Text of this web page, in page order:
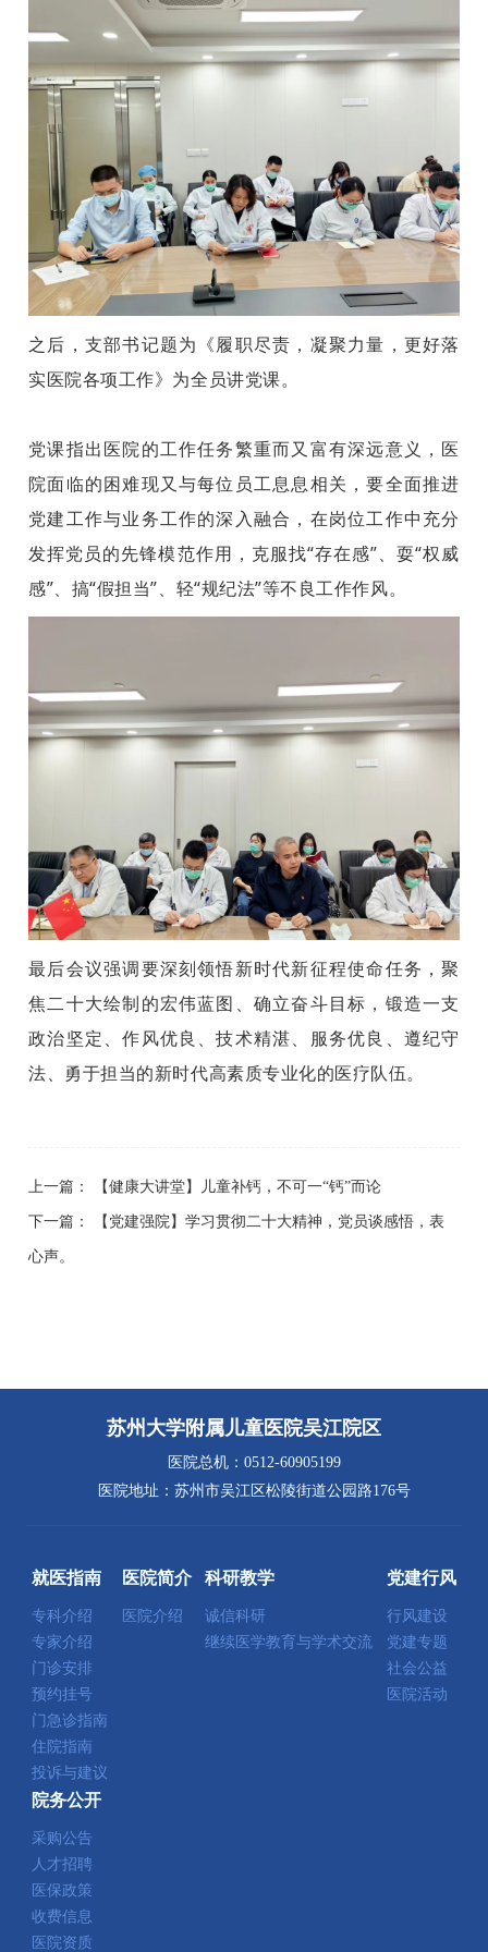
之后，支部书记题为《履职尽责，凝聚力量，更好落
实医院各项工作》为全员讲党课。
党课指出医院的工作任务繁重而又富有深远意义，医
院面临的困难现又与每位员工息息相关，要全面推进
党建工作与业务工作的深入融合，在岗位工作中充分
发挥党员的先锋模范作用，克服找“存在感”、耍“权威
感”、搞“假担当”、轻“规纪法”等不良工作作风。
最后会议强调要深刻领悟新时代新征程使命任务，聚
焦二十大绘制的宏伟蓝图、确立奋斗目标，锻造一支
政治坚定、作风优良、技术精湛、服务优良、遵纪守
法、勇于担当的新时代高素质专业化的医疗队伍。
上一篇： 【健康大讲堂】儿童补钙，不可一“钙”而论
下一篇： 【党建强院】学习贯彻二十大精神，党员谈感悟，表
心声。
苏州大学附属儿童医院吴江院区
医院总机：0512-60905199
医院地址：苏州市吴江区松陵街道公园路176号
就医指南
专科介绍
专家介绍
门诊安排
预约挂号
门急诊指南
住院指南
投诉与建议
医院简介
医院介绍
科研教学
诚信科研
继续医学教育与学术交流
党建行风
行风建设
党建专题
社会公益
医院活动
院务公开
采购公告
人才招聘
医保政策
收费信息
医院资质